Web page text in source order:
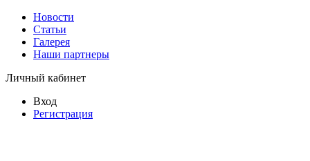
Новости
Статьи
Галерея
Наши партнеры
Личный кабинет
Вход
Регистрация